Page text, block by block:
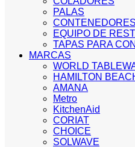
PALAS
EQUIPO DE
TAPAS PARA
MARCAS
WORLD
HAMILTON
AMANA
Metro
KitchenAid
CORIAT
CHOICE
SOLWAVE